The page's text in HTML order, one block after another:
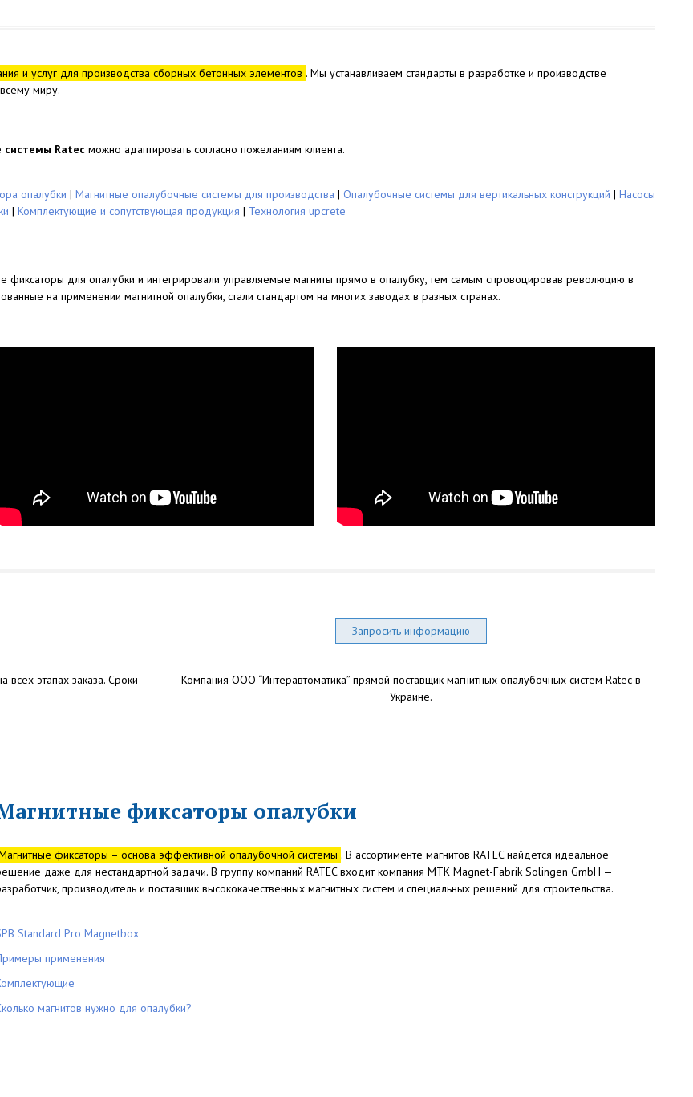
и услуг для производства сборных бетонных элементов . Мы устанавливаем стандарты в разработке и производстве
миру.
системы Ratec можно адаптировать согласно пожеланиям клиента.
опалубки | Магнитные опалубочные системы для производства | Опалубочные системы для вертикальных конструкций | Насосы
| Комплектующие и сопутствующая продукция | Технология upcrete
фиксаторы для опалубки и интегрировали управляемые магниты прямо в опалубку, тем самым спровоцировав революцию в
на применении магнитной опалубки, стали стандартом на многих заводах в разных странах.
этапах заказа. Сроки
Запросить информацию
Компания ООО “Интеравтоматика” прямой поставщик магнитных опалубочных систем Ratec в
Украине.
фиксаторы опалубки
фиксаторы – основа эффективной опалубочной системы . В ассортименте магнитов RATEC найдется идеальное
даже для нестандартной задачи. В группу компаний RATEC входит компания MTK Magnet-Fabrik Solingen GmbH —
производитель и поставщик высококачественных магнитных систем и специальных решений для строительства.
Standard Pro Magnetbox
применения
магнитов нужно для опалубки?